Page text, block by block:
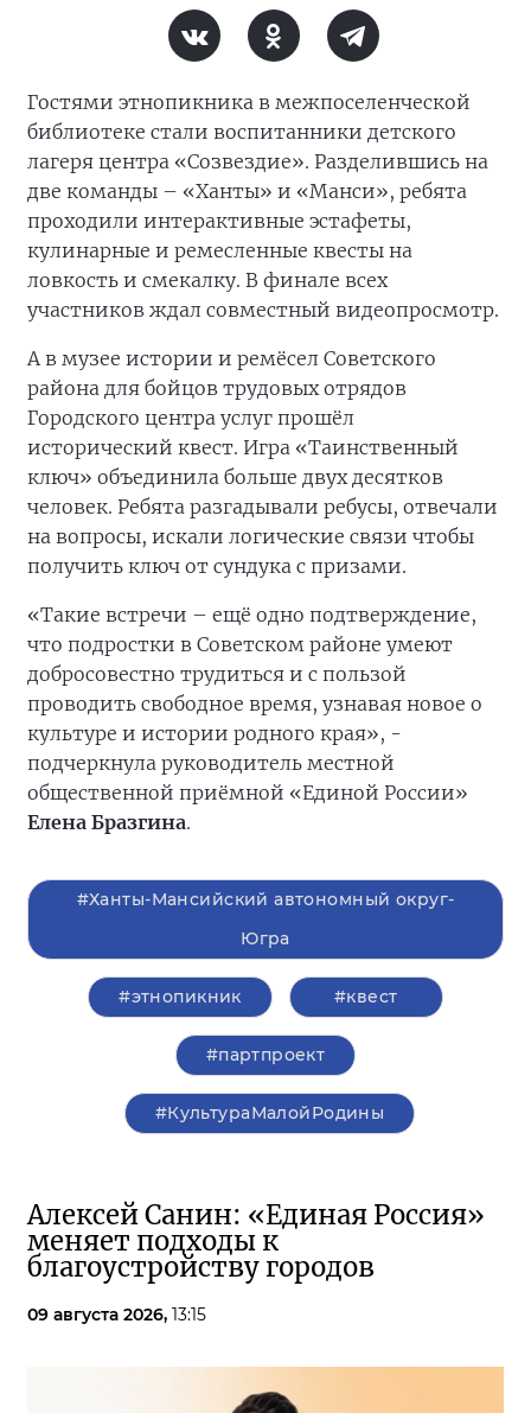
Гостями этнопикника в межпоселенческой
библиотеке стали воспитанники детского
лагеря центра «Созвездие». Разделившись на
две команды – «Ханты» и «Манси», ребята
проходили интерактивные эстафеты,
кулинарные и ремесленные квесты на
ловкость и смекалку. В финале всех
участников ждал совместный видеопросмотр.
А в музее истории и ремёсел Советского
района для бойцов трудовых отрядов
Городского центра услуг прошёл
исторический квест. Игра «Таинственный
ключ» объединила больше двух десятков
человек. Ребята разгадывали ребусы, отвечали
на вопросы, искали логические связи чтобы
получить ключ от сундука с призами.
«Такие встречи – ещё одно подтверждение,
что подростки в Советском районе умеют
добросовестно трудиться и с пользой
проводить свободное время, узнавая новое о
культуре и истории родного края», -
подчеркнула руководитель местной
общественной приёмной «Единой России»
Елена Бразгина.
#Ханты-Мансийский автономный округ-
Югра
#этнопикник #квест
#партпроект
#КультураМалойРодины
Алексей Санин: «Единая Россия»
меняет подходы к
благоустройству городов
09 августа 2026, 13:15